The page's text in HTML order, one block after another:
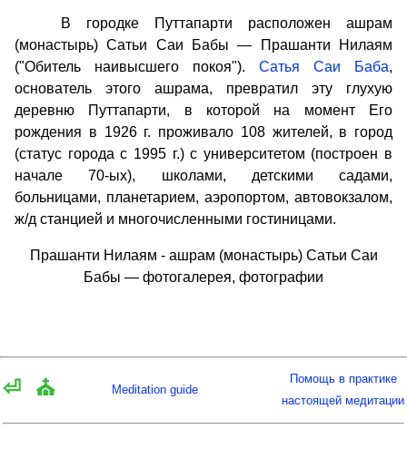
В городке Путтапарти расположен ашрам
(монастырь) Сатьи Саи Бабы — Прашанти Нилаям
("Обитель наивысшего покоя"). Сатья Саи Баба,
основатель этого ашрама, превратил эту глухую
деревню Путтапарти, в которой на момент Его
рождения в 1926 г. проживало 108 жителей, в город
(статус города с 1995 г.) с университетом (построен в
начале 70-ых), школами, детскими садами,
больницами, планетарием, аэропортом, автовокзалом,
ж/д станцией и многочисленными гостиницами.
Прашанти Нилаям - ашрам (монастырь) Сатьи Саи
Бабы — фотогалерея, фотографии
⏎ ⛪ Meditation guide
Помощь в практике
настоящей медитации